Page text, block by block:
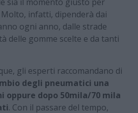
infatti, dipenderà dai
ogni anno, dalle strade
delle gomme scelte e da tanti
gli esperti raccomandano di
degli pneumatici una
oppure dopo 50mila/70 mila
. Con il passare del tempo,